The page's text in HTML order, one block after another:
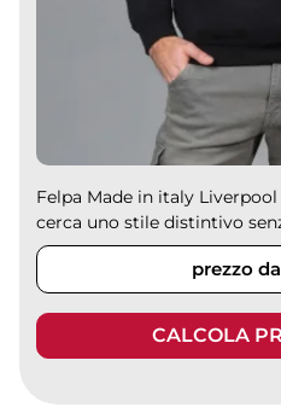
Felpa Made in italy
cerca uno stile distintivo
prezzo
CALCOLA